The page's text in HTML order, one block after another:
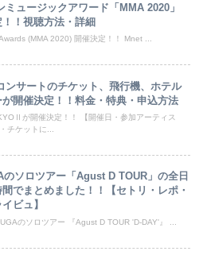
ミュージックアワード「MMA 2020」
！！視聴方法・詳細
(MMA 2020) 開催決定！！ Mnet ...
ンサートのチケット、飛行機、ホテル
開催決定！！料金・特典・申込方法
が開催決定！！ 【開催日・参加アーティス
チケットに...
のソロツアー「Agust D TOUR」の全日
でまとめました！！【セトリ・レポ・
ビュ】
のソロツアー 『Agust D TOUR 'D-DAY'』 ...